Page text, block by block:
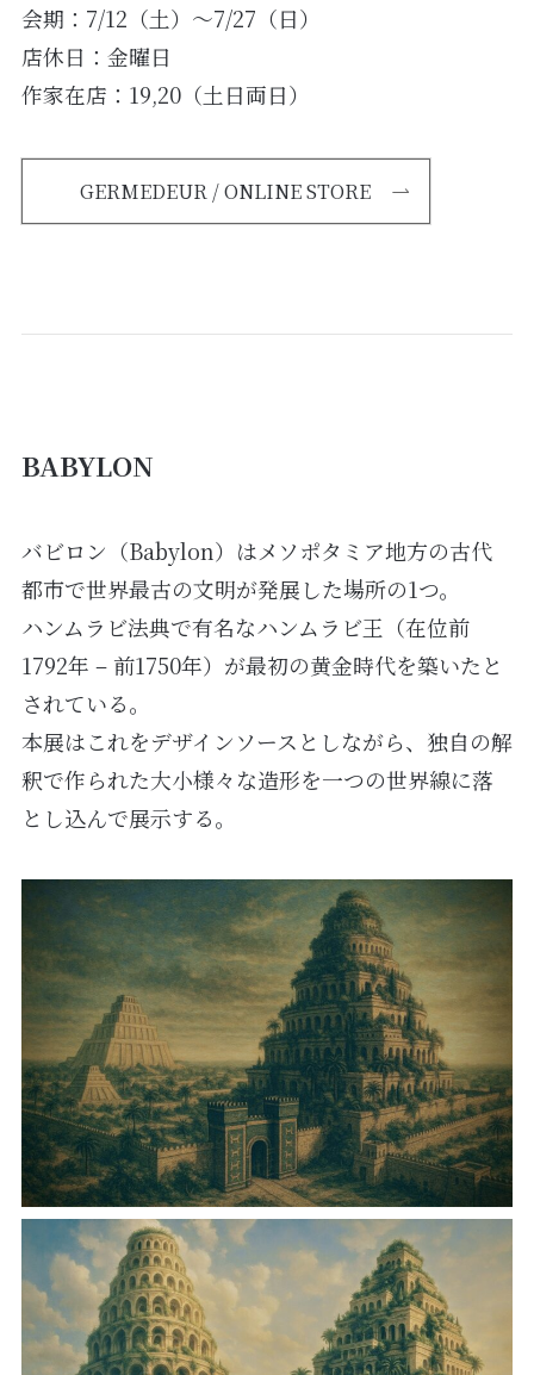
会期：7/12（土）～7/27（日）
店休日：金曜日
作家在店：19,20（土日両日）
GERMEDEUR / ONLINE STORE
BABYLON
バビロン（Babylon）はメソポタミア地方の古代
都市で世界最古の文明が発展した場所の1つ。
ハンムラビ法典で有名なハンムラビ王（在位前
1792年 – 前1750年）が最初の黄金時代を築いたと
されている。
本展はこれをデザインソースとしながら、独自の解
釈で作られた大小様々な造形を一つの世界線に落
とし込んで展示する。